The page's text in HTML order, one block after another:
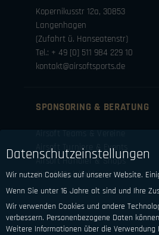
Kopernikusstr 12a, 30853
Langenhagen
(Zufahrt ü. Hanseatenstr)
Tel.: + 49 [0] 511 984 229 10
kontakt@airsoftsports.de
SPONSORING & BERATUNG
Airsoft Turniere & Events
Airsoft Händler & Shops
Airsoft Spielfelder
Datenschutzeinstellungen
Wir nutzen Cookies auf unserer Website.
Wenn Sie unter 16 Jahre alt sind und Ihre
Wir verwenden Cookies und andere
verbessern. Personenbezogene Daten
Weitere Informationen über die